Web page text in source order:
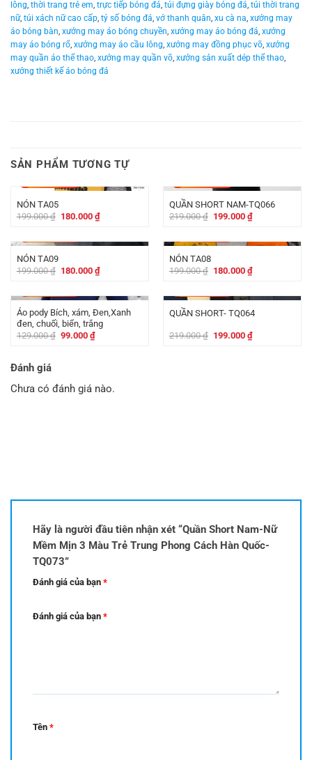
lông, thời trang trẻ em, trực tiếp bóng đá, túi đựng giày bóng đá, túi thời trang
nữ, túi xách nữ cao cấp, tỷ số bóng đá, vớ thanh quân, xu cà na, xưởng may
áo bóng bàn, xưởng may áo bóng chuyền, xưởng may áo bóng đá, xưởng
may áo bóng rổ, xưởng may áo cầu lông, xưởng may đồng phục võ, xưởng
may quần áo thể thao, xưởng may quần võ, xưởng sản xuất dép thể thao,
xưởng thiết kế áo bóng đá
SẢN PHẨM TƯƠNG TỰ
NÓN TA05
199.000₫ Giá
199.000 ₫.
180.000 ₫Giá
hiện
là:
180.000 ₫.
QUẦN SHORT NAM-TQ066
219.000₫ Giá
219.000 ₫.
199.000 ₫Giá
hiện
là:
199.000 ₫.
NÓN TA09
199.000₫ Giá
199.000 ₫.
180.000 ₫Giá
hiện
là:
180.000 ₫.
NÓN TA08
199.000₫ Giá
199.000 ₫.
180.000 ₫Giá
hiện
là:
180.000 ₫.
Áo pody Bích, xám, Đen,Xanh
đen, chuối, biển, trắng
129.000₫ Giá
99.000 ₫Giá
hiện
QUẦN SHORT- TQ064
219.000₫ Giá
199.000 ₫Giá
hiện
Đánh giá
Chưa có đánh giá nào.
Hãy là người đầu tiên nhận xét “Quần Short Nam-Nữ
Mềm Mịn 3 Màu Trẻ Trung Phong Cách Hàn Quốc-
TQ073”
Đánh giá của bạn *
Đánh giá của bạn *
Tên *